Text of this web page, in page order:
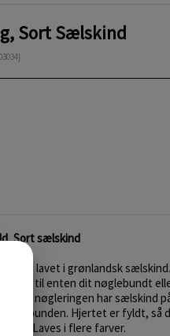
Sort Sælskind
Sort sælskind
lavet i grønlandsk
til enten dit nøglebundt
nøgleringen har sælskind
i bunden. Hjertet er fyldt, så
look. Laves i flere farver.